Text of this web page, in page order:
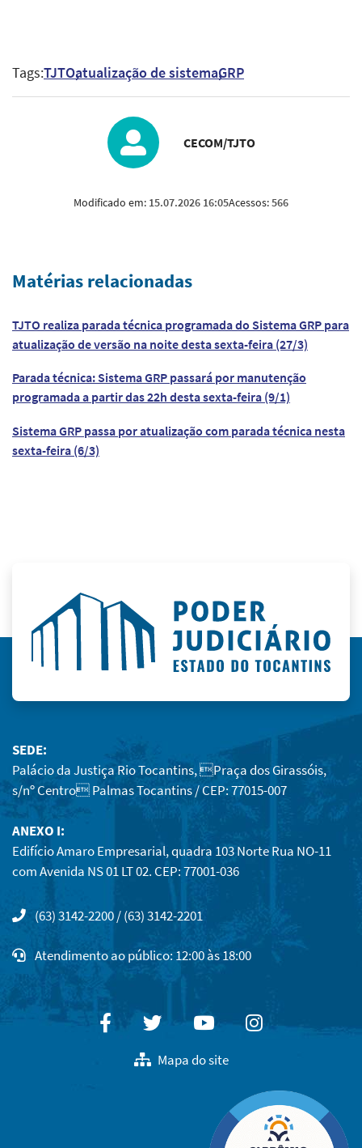
Tags:TJTOatualização de sistemaGRP
CECOM/TJTO
Modificado em: 15.07.2026 16:05Acessos:566
Matérias relacionadas
TJTO realiza parada técnica programada do Sistema GRP para
atualização de versão na noite desta sexta-feira (27/3)
Parada técnica: Sistema GRP passará por manutenção
programada a partir das 22h desta sexta-feira (9/1)
Sistema GRP passa por atualização com parada técnica nesta
sexta-feira (6/3)
SEDE:
Palácio da Justiça Rio Tocantins, Praça dos Girassóis,
s/nº Centro Palmas Tocantins / CEP: 77015-007
ANEXO I:
Edifício Amaro Empresarial, quadra 103 Norte Rua NO-11
com Avenida NS 01 LT 02. CEP: 77001-036
(63) 3142-2200 / (63) 3142-2201
Atendimento ao público: 12:00 às 18:00
FacebookTwitterYoutubeInstagram
Mapa do site